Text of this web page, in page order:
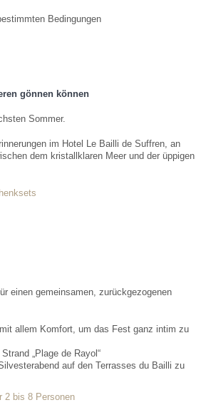
Bedingungen
gönnen können
Sommer.
im Hotel Le Bailli de Suffren, an
dem kristallklaren Meer und der üppigen
einen gemeinsamen, zurückgezogenen
allem Komfort, um das Fest ganz intim zu
„Plage de Rayol“
auf den Terrasses du Bailli zu
2 bis 8 Personen